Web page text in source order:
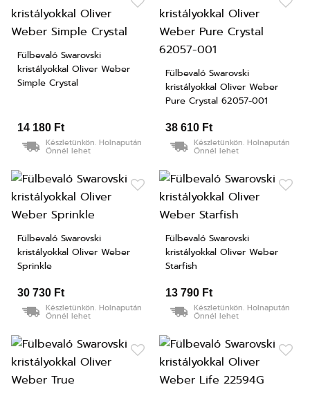
Fülbevaló Swarovski
kristályokkal Oliver Weber
Simple Crystal
14 180 Ft
Készletünkön. Holnapután
Önnél lehet
Fülbevaló Swarovski
kristályokkal Oliver Weber
Pure Crystal 62057-001
38 610 Ft
Készletünkön. Holnapután
Önnél lehet
Fülbevaló Swarovski
kristályokkal Oliver Weber
Sprinkle
30 730 Ft
Készletünkön. Holnapután
Önnél lehet
Fülbevaló Swarovski
kristályokkal Oliver Weber
Starfish
13 790 Ft
Készletünkön. Holnapután
Önnél lehet